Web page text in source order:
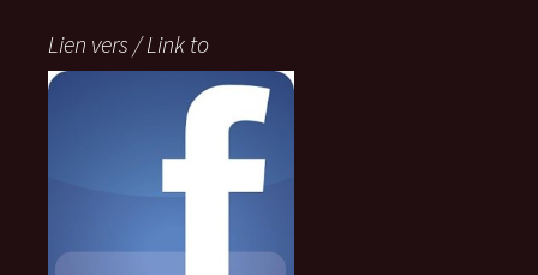
Lien vers / Link to